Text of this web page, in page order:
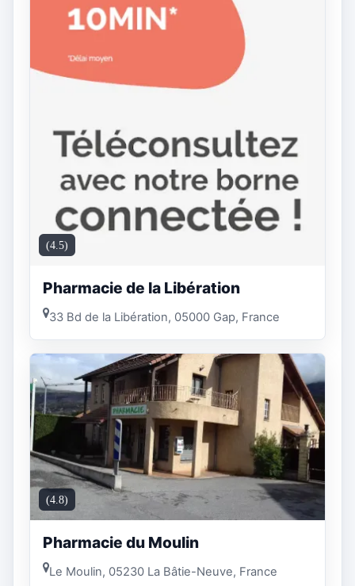
(4.5)
Pharmacie de la Libération
33 Bd de la Libération, 05000 Gap, France
(4.8)
Pharmacie du Moulin
Le Moulin, 05230 La Bâtie-Neuve, France